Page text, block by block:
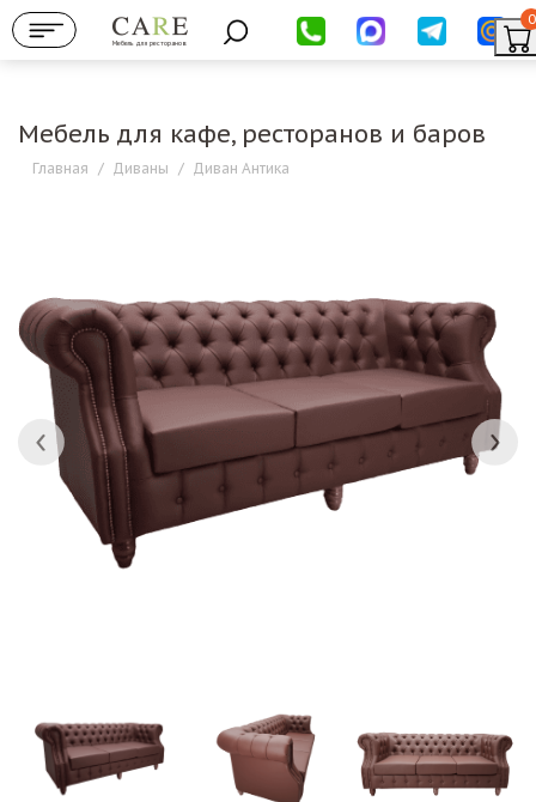
Мебель для ресторанов
0
Мебель для кафе, ресторанов и баров
Главная / Диваны / Диван Антика